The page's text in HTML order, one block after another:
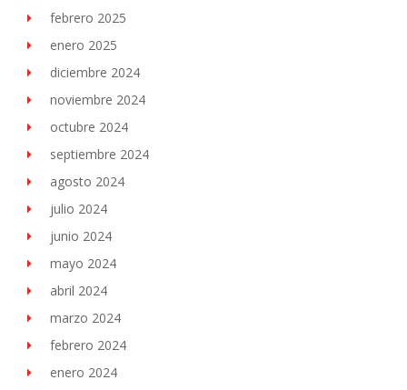
febrero 2025
enero 2025
diciembre 2024
noviembre 2024
octubre 2024
septiembre 2024
agosto 2024
julio 2024
junio 2024
mayo 2024
abril 2024
marzo 2024
febrero 2024
enero 2024